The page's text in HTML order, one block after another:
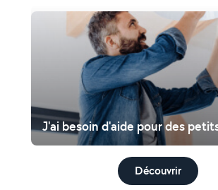
J'ai besoin d'aide pour des
Découvrir